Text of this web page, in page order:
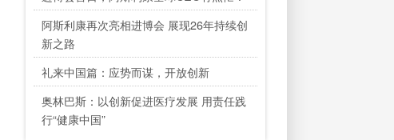
阿斯利康再次亮相进博会 展现26年持续创
新之路
礼来中国篇：应势而谋，开放创新
奥林巴斯：以创新促进医疗发展 用责任践
行“健康中国”